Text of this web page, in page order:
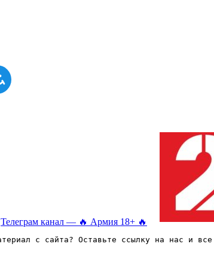
Телеграм канал — 🔥 Армия 18+ 🔥